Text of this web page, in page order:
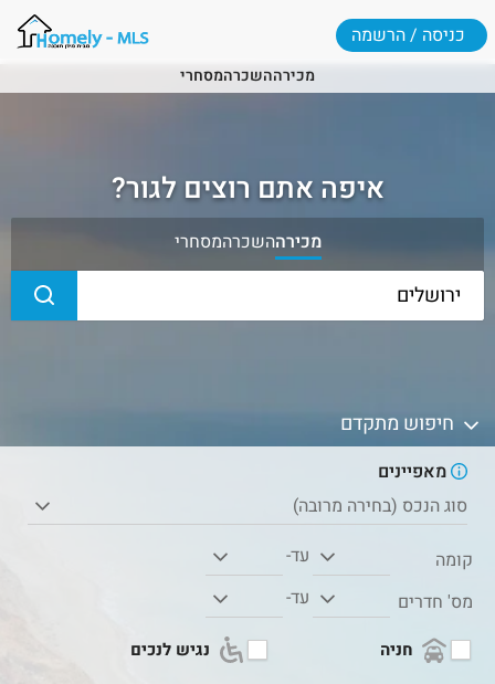
מכירההשכרהמסחרי
כניסה / הרשמה
איפה אתם רוצים לגור?
מכירההשכרהמסחרי
חיפוש מתקדם
מאפיינים
סוג הנכס (בחירה מרובה)
קומה
עד-
מס' חדרים
עד-
חניה
נגיש לנכים